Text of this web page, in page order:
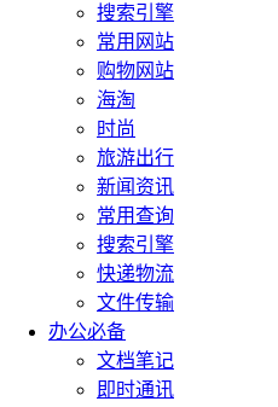
搜索引擎
常用网站
购物网站
海淘
时尚
旅游出行
新闻资讯
常用查询
搜索引擎
快递物流
文件传输
办公必备
文档笔记
即时通讯